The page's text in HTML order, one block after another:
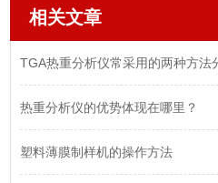
相关文章
TGA热重分析仪常采用的两种方法
热重分析仪的优势体现在哪里？
塑料薄膜制样机的操作方法